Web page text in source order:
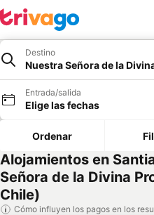
Destino
Nuestra Señora de la
Entrada/salida
Elige las fechas
Ordenar
Alojamientos en
Señora de la Divina
Chile)
Cómo influyen los pagos en los